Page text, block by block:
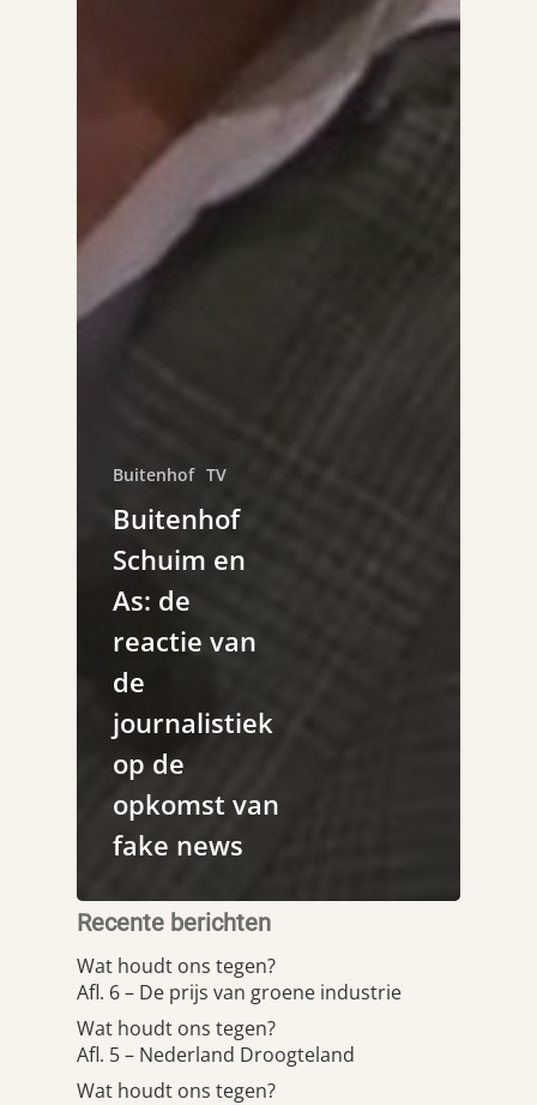
Buitenhof TV
Buitenhof
Schuim en
As: de
reactie van
de
journalistiek
op de
opkomst van
fake news
Recente berichten
Wat houdt ons tegen?
Afl. 6 – De prijs van groene industrie
Wat houdt ons tegen?
Afl. 5 – Nederland Droogteland
Wat houdt ons tegen?